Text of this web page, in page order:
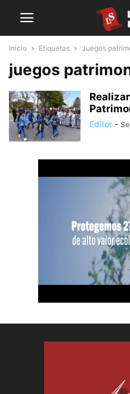
Inicio Etiquetas Juegos
juegos
Editor -